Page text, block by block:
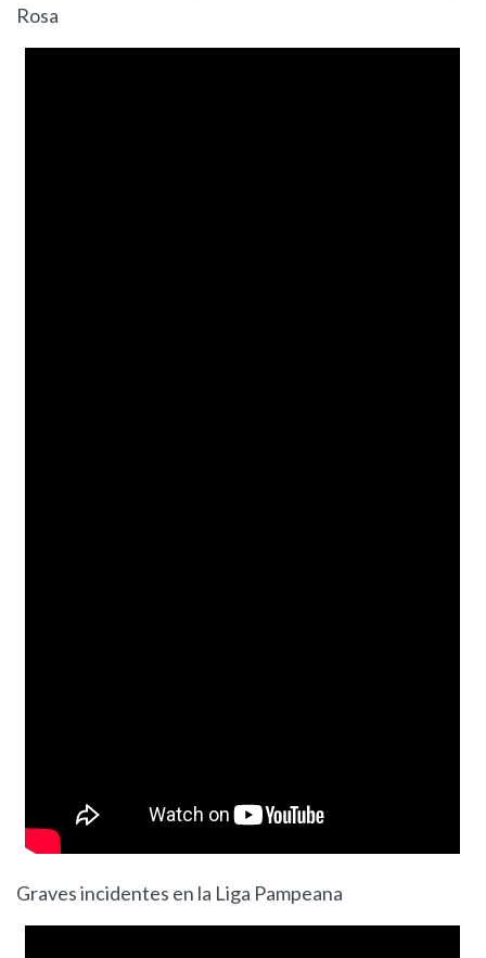
Rosa
Graves incidentes en la Liga Pampeana